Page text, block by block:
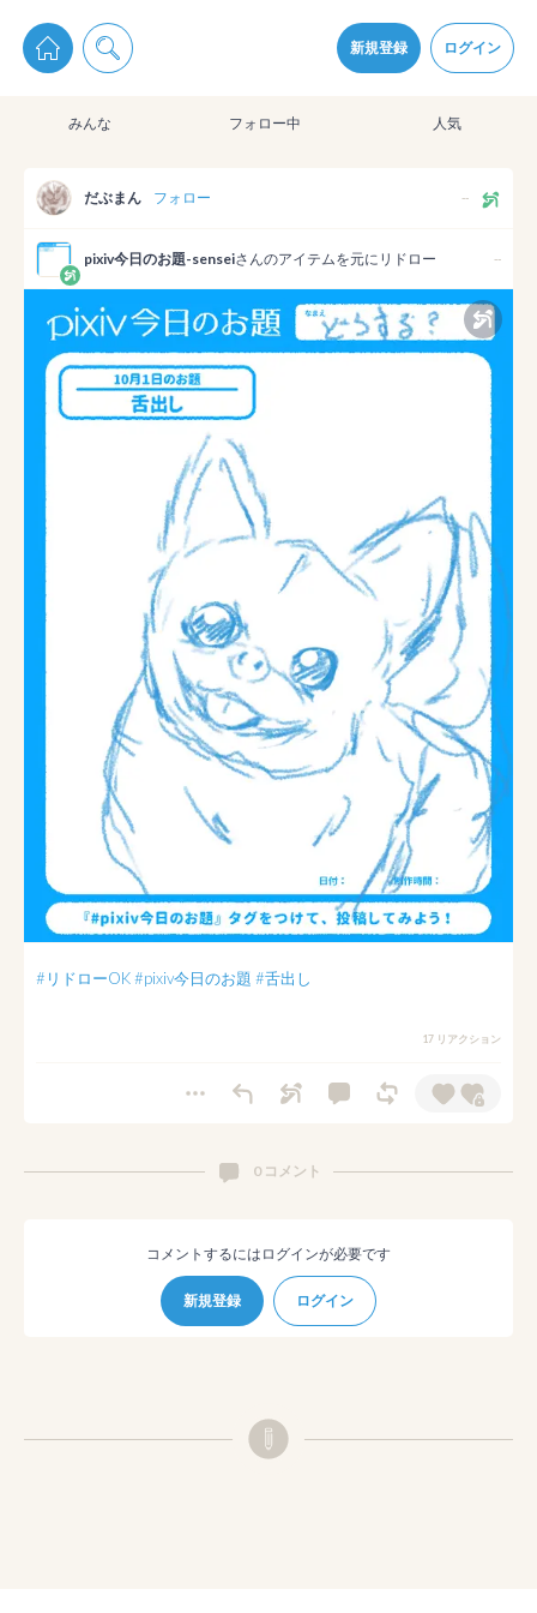
新規登録 ログイン
pixiv Sketchは2024年5月28日付で プライパシーポリシーを改定しました。
通知を受け取るにはここをクリックします
pixiv Sketchアプリでさらに快適に！
みんな フォロー中 人気
だぶまん フォロー --
pixiv今日のお題-senseiさんのアイテムを元にリドロー --
#リドローOK#pixiv今日のお題 #舌出し
17 リアクション
0 コメント
コメントするにはログインが必要です
新規登録 ログイン